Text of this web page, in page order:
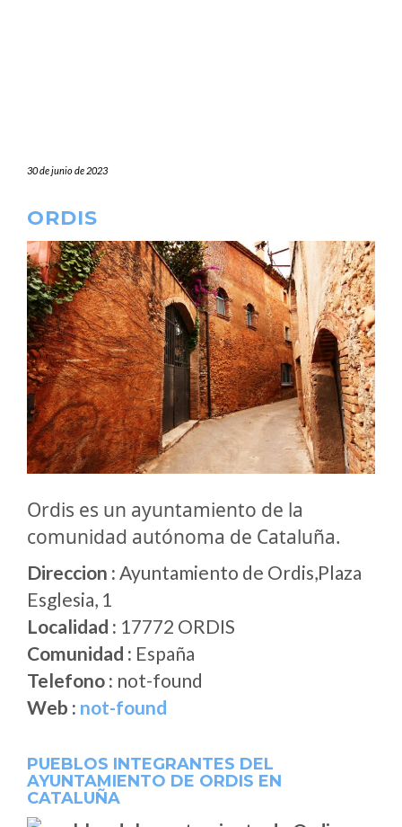
30 de junio de 2023
ORDIS
Ordis es un ayuntamiento de la
comunidad autónoma de Cataluña.
Direccion : Ayuntamiento de Ordis,Plaza
Esglesia, 1
Localidad : 17772 ORDIS
Comunidad : España
Telefono : not-found
Web : not-found
PUEBLOS INTEGRANTES DEL
AYUNTAMIENTO DE ORDIS EN
CATALUÑA